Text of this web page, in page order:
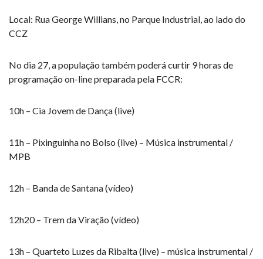
Local: Rua George Willians, no Parque Industrial, ao lado do
CCZ
No dia 27, a população também poderá curtir 9 horas de
programação on-line preparada pela FCCR:
10h – Cia Jovem de Dança (live)
11h – Pixinguinha no Bolso (live) – Música instrumental /
MPB
12h – Banda de Santana (vídeo)
12h20 – Trem da Viração (vídeo)
13h – Quarteto Luzes da Ribalta (live) – música instrumental /